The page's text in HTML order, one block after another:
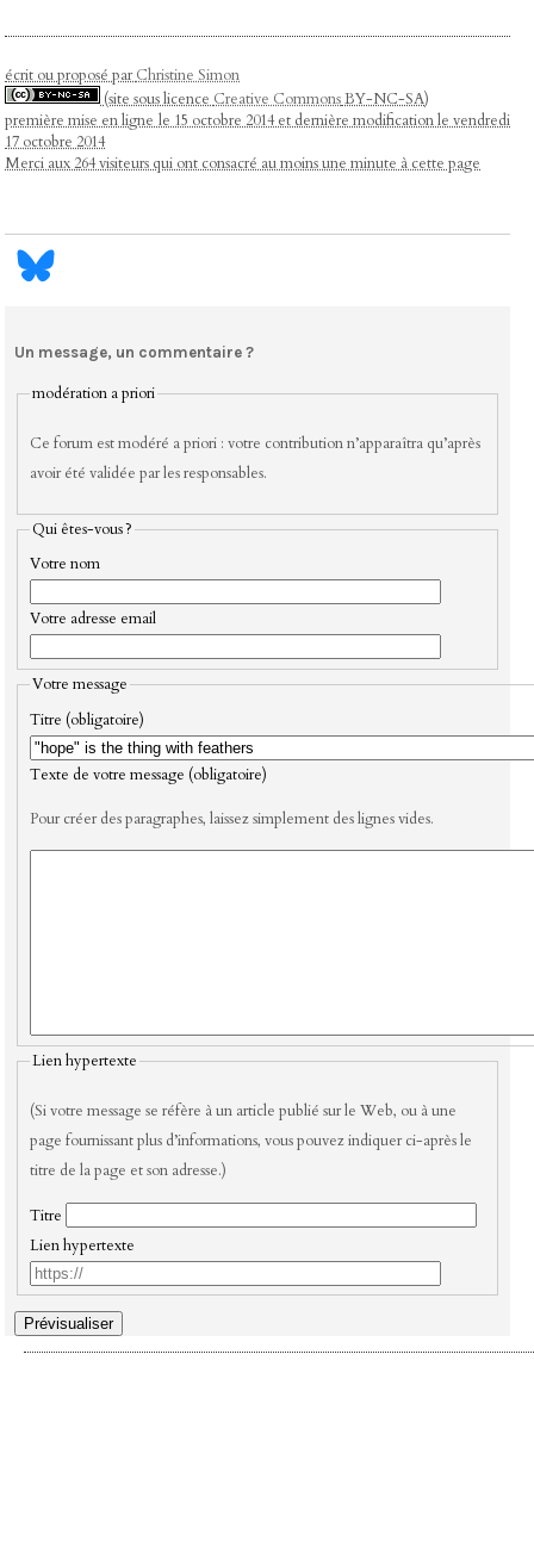
écrit ou proposé parChristine Simon
(site sous licence Creative CommonsBY-NC-SA)
première mise en ligne le 15 octobre 2014 et dernière modification le vendredi
17 octobre 2014
Merci aux 264 visiteurs qui ont consacré au moins une minute à cette page
Un message, un commentaire ?
modération a priori
Ce forum est modéré a priori : votre contribution n’apparaîtra qu’après
avoir été validée par les responsables.
Qui êtes-vous ?
Votre nom
Votre adresse email
Votre message
Titre (obligatoire)
Texte de votre message (obligatoire)
Pour créer des paragraphes, laissez simplement des lignes vides.
Lien hypertexte
(Si votre message se réfère à un article publié sur le Web, ou à une
page fournissant plus d’informations, vous pouvez indiquer ci-après le
titre de la page et son adresse.)
Titre
Lien hypertexte